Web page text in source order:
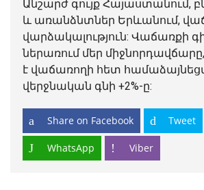
Անշարժ գույք Հայաստանում,
և առանձնտներ Երևանում,
վարձակալություն: Վաճառքի
ներառում մեր
է վաճառողի հետ
վերջնական գնի +2%-ը:
Share on Facebook Tweet
WhatsApp Viber